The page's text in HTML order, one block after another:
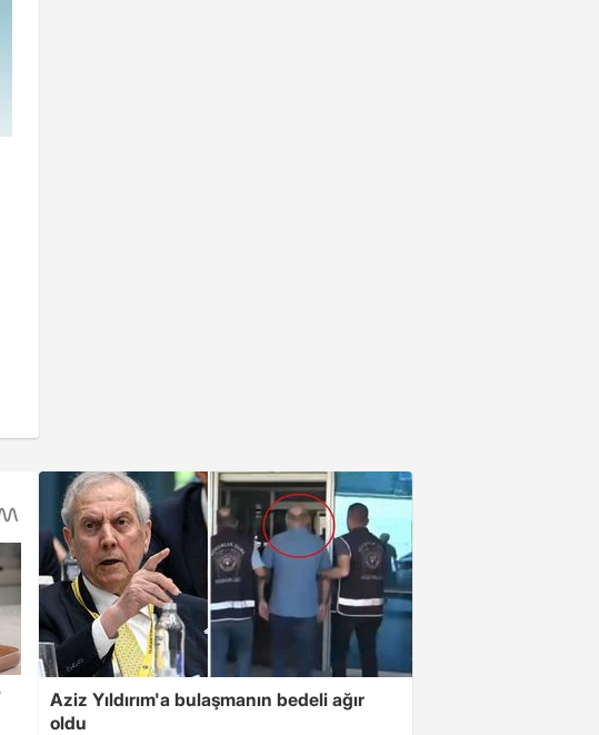
Aziz Yıldırım'a bulaşmanın bedeli ağır
oldu